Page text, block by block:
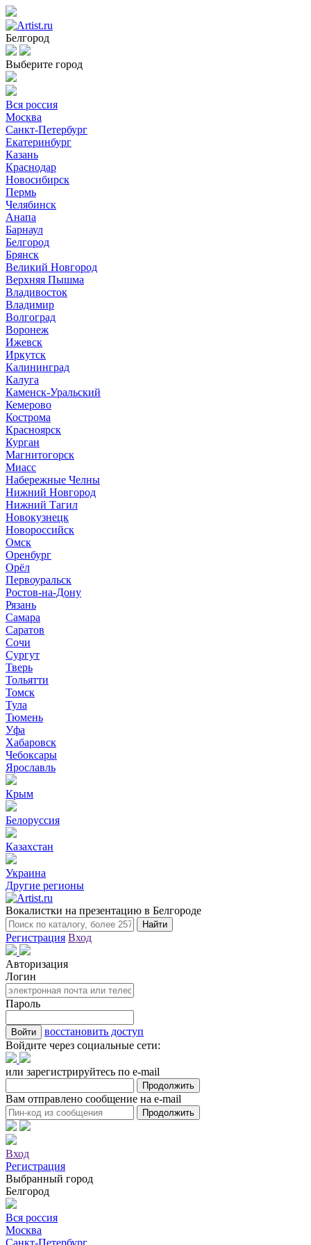
Белгород
Выберите город
Вся россия
Москва
Санкт-Петербург
Екатеринбург
Казань
Краснодар
Новосибирск
Пермь
Челябинск
Анапа
Барнаул
Белгород
Брянск
Великий Новгород
Верхняя Пышма
Владивосток
Владимир
Волгоград
Воронеж
Ижевск
Иркутск
Калининград
Калуга
Каменск-Уральский
Кемерово
Кострома
Красноярск
Курган
Магнитогорск
Миасс
Набережные Челны
Нижний Новгород
Нижний Тагил
Новокузнецк
Новороссийск
Омск
Оренбург
Орёл
Первоуральск
Ростов-на-Дону
Рязань
Самара
Саратов
Сочи
Сургут
Тверь
Тольятти
Томск
Тула
Тюмень
Уфа
Хабаровск
Чебоксары
Ярославль
Крым
Белоруссия
Казахстан
Украина
Другие регионы
Вокалистки на презентацию в Белгороде
Регистрация Вход
Авторизация
Логин
Пароль
восстановить доступ
Войдите через социальные сети:
или зарегистрируйтесь по e-mail
Вам отправлено сообщение на e-mail
Вход
Регистрация
Выбранный город
Белгород
Вся россия
Москва
Санкт-Петербург